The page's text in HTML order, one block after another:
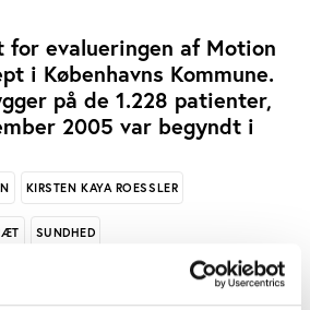
evalueringen af Motion
i Københavns Kommune.
på de 1.228 patienter,
2005 var begyndt i
KIRSTEN KAYA ROESSLER
SUNDHED